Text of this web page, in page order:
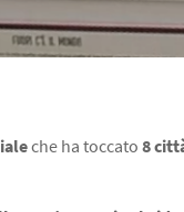
che ha toccato 8